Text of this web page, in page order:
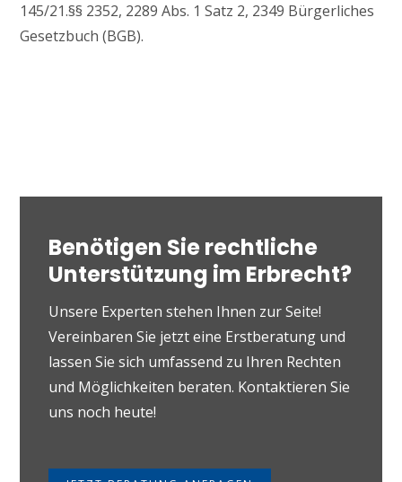
145/21.§§ 2352, 2289 Abs. 1 Satz 2, 2349 Bürgerliches
Gesetzbuch (BGB).
Benötigen Sie rechtliche
Unterstützung im Erbrecht?
Unsere Experten stehen Ihnen zur Seite!
Vereinbaren Sie jetzt eine Erstberatung und
lassen Sie sich umfassend zu Ihren Rechten
und Möglichkeiten beraten. Kontaktieren Sie
uns noch heute!